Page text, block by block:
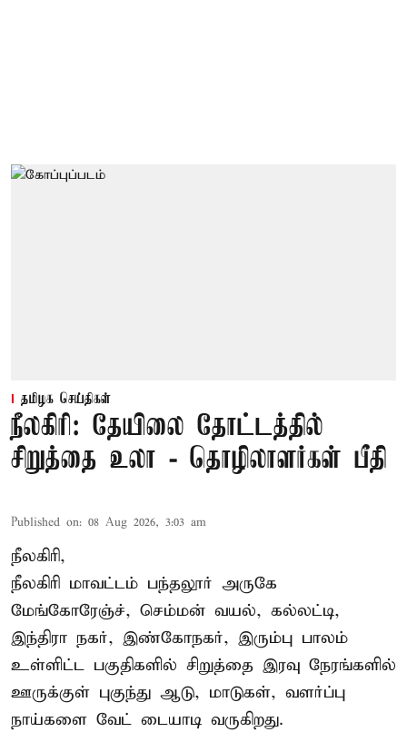
தமிழக செய்திகள்
நீலகிரி: தேயிலை தோட்டத்தில்
சிறுத்தை உலா - தொழிலாளர்கள் பீதி
Published on: 08 Aug 2026, 3:03 am
நீலகிரி,
நீலகிரி மாவட்டம் பந்தலூர் அருகே
மேங்கோரேஞ்ச், செம்மன் வயல், கல்லட்டி,
இந்திரா நகர், இண்கோநகர், இரும்பு பாலம்
உள்ளிட்ட பகுதிகளில் சிறுத்தை இரவு நேரங்களில்
ஊருக்குள் புகுந்து ஆடு, மாடுகள், வளர்ப்பு
நாய்களை வேட் டையாடி வருகிறது.